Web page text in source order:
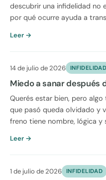
descubrir una infidelidad no
por qué ocurre ayuda a
Leer →
14 de julio de 2026 INFIDELIDAD
Miedo a sanar después
Querés estar bien, pero
que pasó queda olvidado y
freno tiene nombre, lógica y
Leer →
1 de julio de 2026 INFIDELIDAD